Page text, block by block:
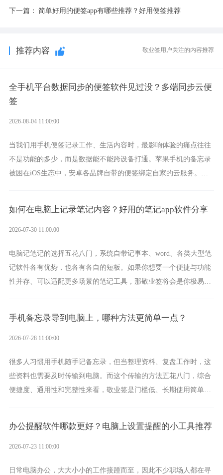
下一篇： 简单好用的便签app有哪些推荐？好用便签推荐
推荐内容 敬业签用户关注的内容推荐
全手机平台数据同步的便签软件见过没？多端同步云便
签
2026-08-04 11:00:00
当我们用手机便签记录工作、生活内容时，最影响体验的痛点往往
不是功能的多少，而是数据能不能跨设备打通。苹果手机的备忘录
被困在iOS生态中，安卓各品牌自带的便签绑定自家的云服务。而
如何在电脑上记录笔记内容？好用的笔记app软件分享
2026-07-30 11:00:00
电脑记笔记的选择五花八门，系统自带记事本、word、各类大型笔
记软件各有优势，也各有各自的短板。如果你想要一个便捷与功能
性并存、可以适配更多场景的笔记工具，那敬业签将会是你极易上
手机备忘录导到电脑上，哪种方法更简单一点？
2026-07-28 11:00:00
很多人习惯用手机随手记备忘录，但当整理资料、复盘工作时，这
些资料也需要及时传输到电脑。而这个传输的方法五花八门，综合
便捷度、通用性和完整性来看，敬业签是门槛低、长期使用简单的
办公提醒软件哪款更好？电脑上设置提醒的小工具推荐
2026-07-23 11:00:00
日常电脑办公，大大小小的工作接踵而至，因此不少职场人都在寻